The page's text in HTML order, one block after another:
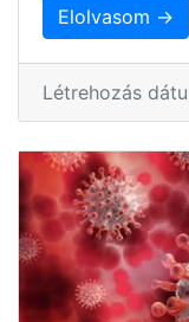
Elolvasom →
Létrehozás